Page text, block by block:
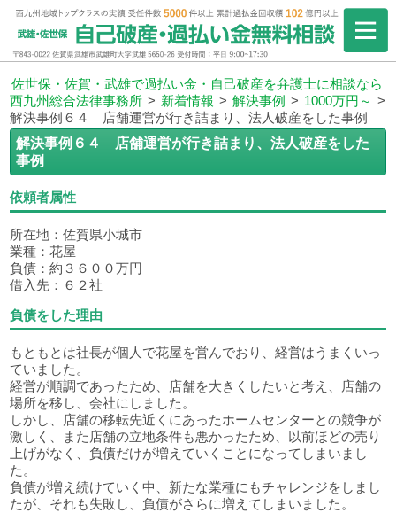
佐世保・佐賀・武雄で過払い金・自己破産を弁護士に相談なら
西九州総合法律事務所 > 新着情報 > 解決事例 > 1000万円～ >
解決事例６４ 店舗運営が行き詰まり、法人破産をした事例
解決事例６４ 店舗運営が行き詰まり、法人破産をした
事例
依頼者属性
所在地：佐賀県小城市
業種：花屋
負債：約３６００万円
借入先：６２社
負債をした理由
もともとは社長が個人で花屋を営んでおり、経営はうまくいっ
ていました。
経営が順調であったため、店舗を大きくしたいと考え、店舗の
場所を移し、会社にしました。
しかし、店舗の移転先近くにあったホームセンターとの競争が
激しく、また店舗の立地条件も悪かったため、以前ほどの売り
上げがなく、負債だけが増えていくことになってしまいまし
た。
負債が増え続けていく中、新たな業種にもチャレンジをしまし
たが、それも失敗し、負債がさらに増えてしまいました。